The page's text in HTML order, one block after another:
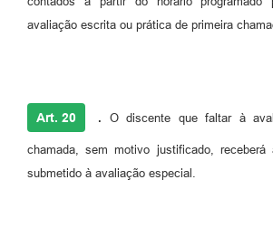
avaliação escrita ou prática de primeira
Art. 20 . O discente que faltar à
chamada, sem motivo justificado,
submetido à avaliação especial.